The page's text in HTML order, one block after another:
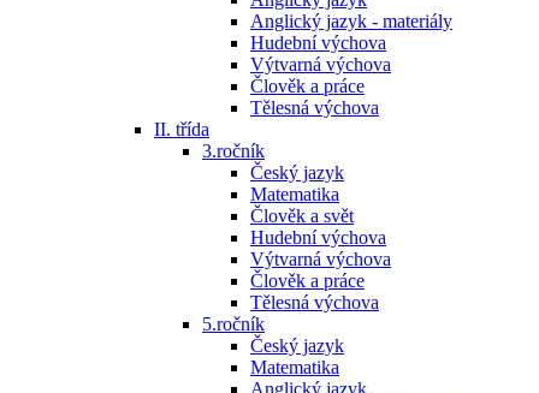
Anglický jazyk - materiály
Hudební výchova
Výtvarná výchova
Člověk a práce
Tělesná výchova
II. třída
3.ročník
Český jazyk
Matematika
Člověk a svět
Hudební výchova
Výtvarná výchova
Člověk a práce
Tělesná výchova
5.ročník
Český jazyk
Matematika
Anglický jazyk